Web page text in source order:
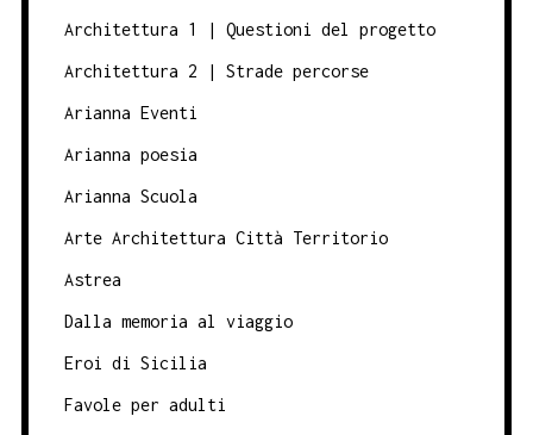
Architettura 1 | Questioni del progetto
Architettura 2 | Strade percorse
Arianna Eventi
Arianna poesia
Arianna Scuola
Arte Architettura Città Territorio
Astrea
Dalla memoria al viaggio
Eroi di Sicilia
Favole per adulti